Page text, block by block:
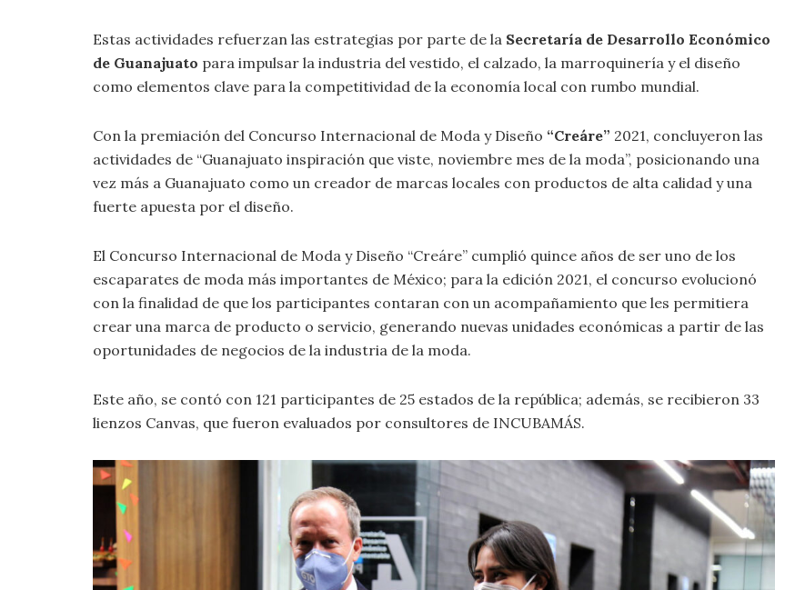
Estas actividades refuerzan las estrategias por parte de la Secretaría de Desarrollo Económico
de Guanajuato para impulsar la industria del vestido, el calzado, la marroquinería y el diseño
como elementos clave para la competitividad de la economía local con rumbo mundial.
Con la premiación del Concurso Internacional de Moda y Diseño “Creáre” 2021, concluyeron las
actividades de “Guanajuato inspiración que viste, noviembre mes de la moda”, posicionando una
vez más a Guanajuato como un creador de marcas locales con productos de alta calidad y una
fuerte apuesta por el diseño.
El Concurso Internacional de Moda y Diseño “Creáre” cumplió quince años de ser uno de los
escaparates de moda más importantes de México; para la edición 2021, el concurso evolucionó
con la finalidad de que los participantes contaran con un acompañamiento que les permitiera
crear una marca de producto o servicio, generando nuevas unidades económicas a partir de las
oportunidades de negocios de la industria de la moda.
Este año, se contó con 121 participantes de 25 estados de la república; además, se recibieron 33
lienzos Canvas, que fueron evaluados por consultores de INCUBAMÁS.